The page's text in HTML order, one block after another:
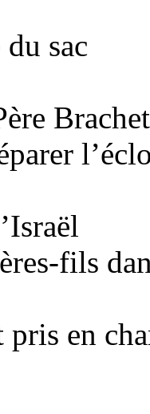
sac
Brachet
fils
pris en